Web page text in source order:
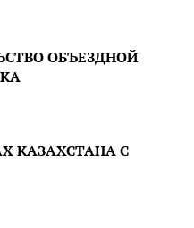
ОБЪЕЗДНОЙ
КАЗАХСТАНА С